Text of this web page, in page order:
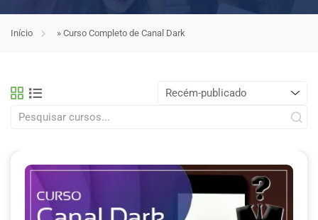
Início » Curso Completo de Canal Dark